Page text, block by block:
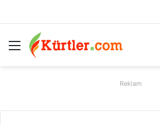
Menü
Reklam